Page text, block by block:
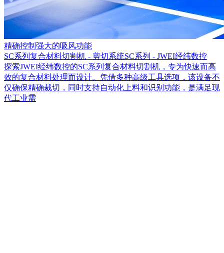
精确控制 强大的吸风功能
SC系列复合材料切割机 - 剪切系统SC系列 - JWEI经纬数控
探索JWEI经纬数控的SC系列复合材料切割机，专为快速而高
效的复合材料处理而设计。凭借多种高级工具选项，该设备不
仅确保精确裁切，同时支持自动化上料和识别功能，是满足现
代工业需